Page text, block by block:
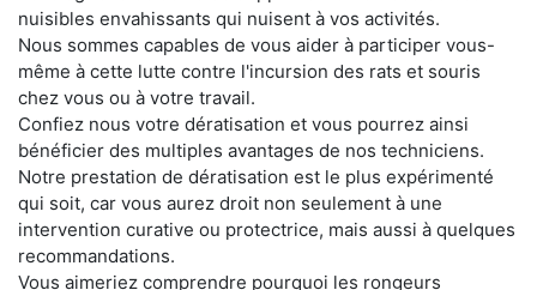
nuisibles envahissants qui nuisent à vos activités.
Nous sommes capables de vous aider à participer vous-
même à cette lutte contre l'incursion des rats et souris
chez vous ou à votre travail.
Confiez nous votre dératisation et vous pourrez ainsi
bénéficier des multiples avantages de nos techniciens.
Notre prestation de dératisation est le plus expérimenté
qui soit, car vous aurez droit non seulement à une
intervention curative ou protectrice, mais aussi à quelques
recommandations.
Vous aimeriez comprendre pourquoi les rongeurs